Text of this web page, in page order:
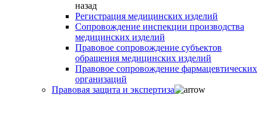
назад
Регистрация медицинских изделий
Сопровождение инспекции производства
медицинских изделий
Правовое сопровождение субъектов
обращения медицинских изделий
Правовое сопровождение фармацевтических
организаций
Правовая защита и экспертиза